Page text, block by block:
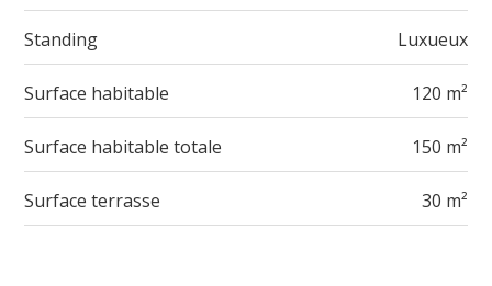
Standing Luxueux
Surface habitable 120 m²
Surface habitable totale 150 m²
Surface terrasse 30 m²